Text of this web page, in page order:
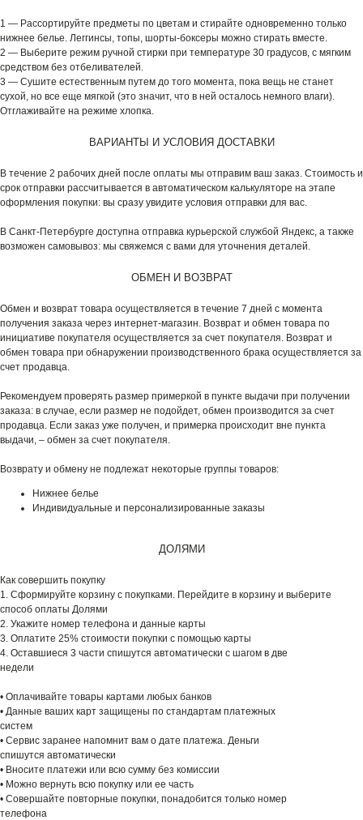
1 — Рассортируйте предметы по цветам и стирайте одновременно только
нижнее белье. Леггинсы, топы, шорты-боксеры можно стирать вместе.
2 — Выберите режим ручной стирки при температуре 30 градусов, с мягким
средством без отбеливателей.
3 — Сушите естественным путем до того момента, пока вещь не станет
сухой, но все еще мягкой (это значит, что в ней осталось немного влаги).
Отглаживайте на режиме хлопка.
ВАРИАНТЫ И УСЛОВИЯ ДОСТАВКИ
В течение 2 рабочих дней после оплаты мы отправим ваш заказ. Стоимость и
срок отправки рассчитывается в автоматическом калькуляторе на этапе
оформления покупки: вы сразу увидите условия отправки для вас.
В Санкт-Петербурге доступна отправка курьерской службой Яндекс, а также
возможен самовывоз: мы свяжемся с вами для уточнения деталей.
ОБМЕН И ВОЗВРАТ
Обмен и возврат товара осуществляется в течение 7 дней с момента
получения заказа через интернет-магазин. Возврат и обмен товара по
инициативе покупателя осуществляется за счет покупателя. Возврат и
обмен товара при обнаружении производственного брака осуществляется за
счет продавца.
Рекомендуем проверять размер примеркой в пункте выдачи при получении
заказа: в случае, если размер не подойдет, обмен производится за счет
продавца. Если заказ уже получен, и примерка происходит вне пункта
выдачи, – обмен за счет покупателя.
Возврату и обмену не подлежат некоторые группы товаров:
Нижнее белье
Индивидуальные и персонализированные заказы
ДОЛЯМИ
Как совершить покупку
1. Сформируйте корзину с покупками. Перейдите в корзину и выберите
способ оплаты Долями
2. Укажите номер телефона и данные карты
3. Оплатите 25% стоимости покупки с помощью карты
4. Оставшиеся 3 части спишутся автоматически с шагом в две
недели
• Оплачивайте товары картами любых банков
• Данные ваших карт защищены по стандартам платежных
систем
• Сервис заранее напомнит вам о дате платежа. Деньги
спишутся автоматически
• Вносите платежи или всю сумму без комиссии
• Можно вернуть всю покупку или ее часть
• Совершайте повторные покупки, понадобится только номер
телефона